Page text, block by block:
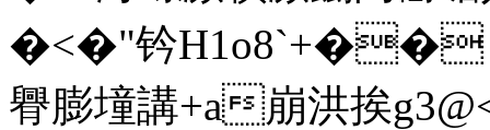
�<�"钤H1o8`+��
臖膨墥講+a崩洪挨